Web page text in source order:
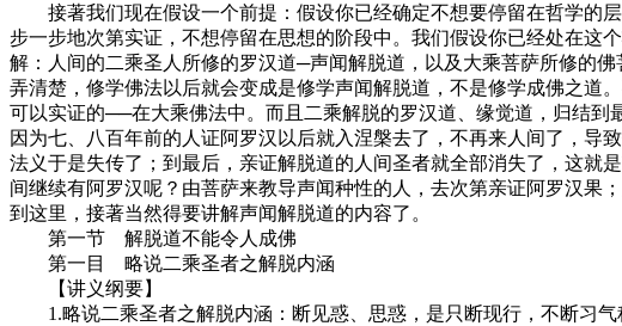
接著我们现在假设一个前提：假设你已经确定不想要停留在哲学的层
步一步地次第实证，不想停留在思想的阶段中。我们假设你已经处在这
解：人间的二乘圣人所修的罗汉道─声闻解脱道，以及大乘菩萨所修的
弄清楚，修学佛法以后就会变成是修学声闻解脱道，不是修学成佛之道
可以实证的──在大乘佛法中。而且二乘解脱的罗汉道、缘觉道，归结到
因为七、八百年前的人证阿罗汉以后就入涅槃去了，不再来人间了，导
法义于是失传了；到最后，亲证解脱道的人间圣者就全部消失了，这就
间继续有阿罗汉呢？由菩萨来教导声闻种性的人，去次第亲证阿罗汉果
到这里，接著当然得要讲解声闻解脱道的内容了。
第一节 解脱道不能令人成佛
第一目 略说二乘圣者之解脱内涵
【讲义纲要】
1.略说二乘圣者之解脱内涵：断见惑、思惑，是只断现行，不断习气